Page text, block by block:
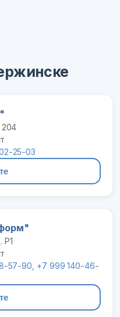
204
25-03
Р1
57-90, +7 999 140-46-